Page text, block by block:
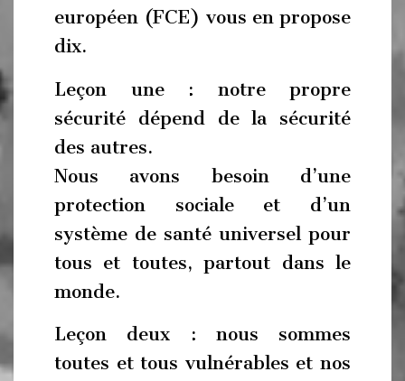
européen (FCE) vous en propose
dix.
Leçon une : notre propre
sécurité dépend de la sécurité
des autres.
Nous avons besoin d’une
protection sociale et d’un
système de santé universel pour
tous et toutes, partout dans le
monde.
Leçon deux : nous sommes
toutes et tous vulnérables et nos